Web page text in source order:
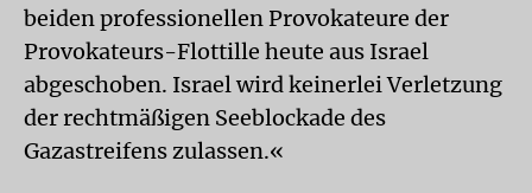
beiden professionellen Provokateure der
Provokateurs-Flottille heute aus Israel
abgeschoben. Israel wird keinerlei Verletzung
der rechtmäßigen Seeblockade des
Gazastreifens zulassen.«